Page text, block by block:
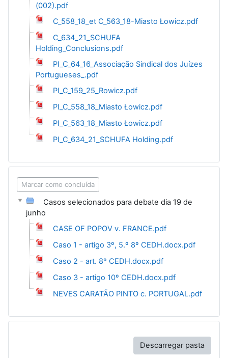
(002).pdf
C_558_18_et C_563_18-Miasto Łowicz.pdf
C_634_21_SCHUFA
Holding_Conclusions.pdf
PI_C_64_16_Associação Sindical dos Juízes
Portugueses_.pdf
PI_C_159_25_Rowicz.pdf
PI_C_558_18_Miasto Łowicz.pdf
PI_C_563_18_Miasto Łowicz.pdf
PI_C_634_21_SCHUFA Holding.pdf
Marcar como concluída
Casos selecionados para debate dia 19 de
junho
CASE OF POPOV v. FRANCE.pdf
Caso 1 - artigo 3º, 5.º 8º CEDH.docx.pdf
Caso 2 - art. 8º CEDH.docx.pdf
Caso 3 - artigo 10º CEDH.docx.pdf
NEVES CARATÃO PINTO c. PORTUGAL.pdf
Descarregar pasta